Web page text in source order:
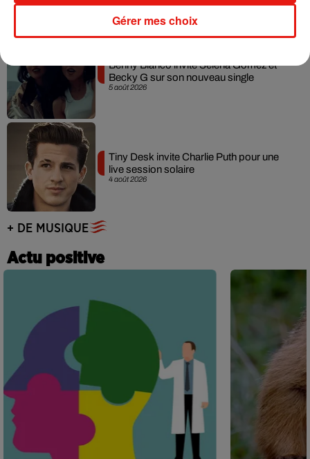
5 août 2026
Benny Blanco invite Selena Gomez et
Becky G sur son nouveau single
4 août 2026
Tiny Desk invite Charlie Puth pour une
live session solaire
+ DE MUSIQUE
Actu positive
Gérer mes choix